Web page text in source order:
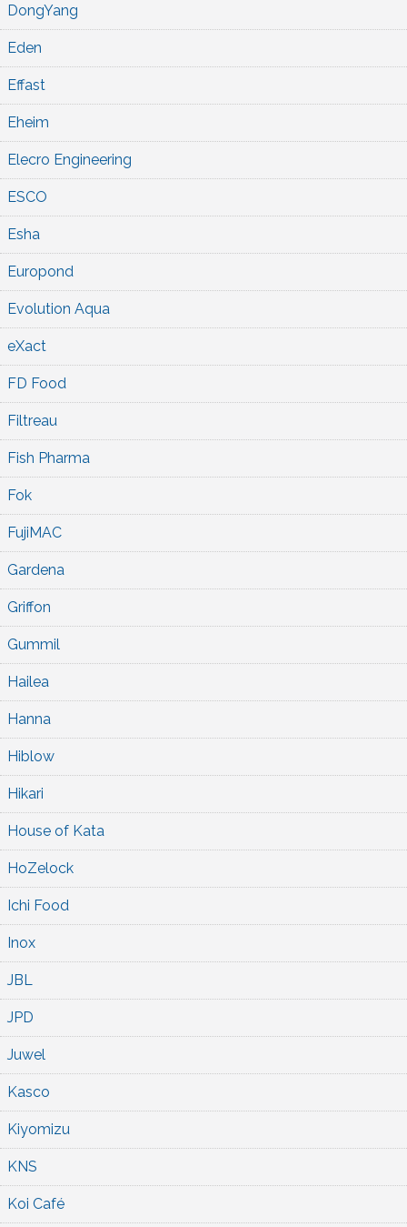
DongYang
Eden
Effast
Eheim
Elecro Engineering
ESCO
Esha
Europond
Evolution Aqua
eXact
FD Food
Filtreau
Fish Pharma
Fok
FujiMAC
Gardena
Griffon
Gummil
Hailea
Hanna
Hiblow
Hikari
House of Kata
HoZelock
Ichi Food
Inox
JBL
JPD
Juwel
Kasco
Kiyomizu
KNS
Koi Café